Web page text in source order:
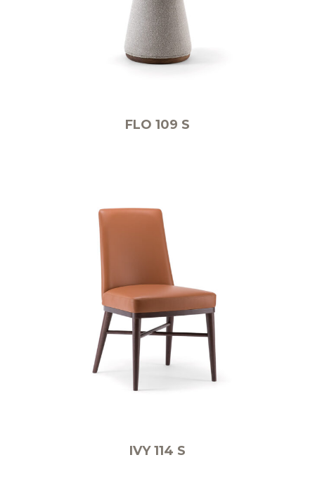
FLO 109 S
IVY 114 S